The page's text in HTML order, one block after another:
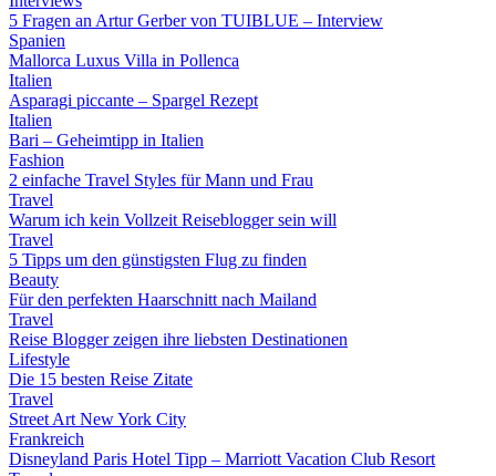
5 Fragen an Artur Gerber von TUIBLUE – Interview
Spanien
Mallorca Luxus Villa in Pollenca
Italien
Asparagi piccante – Spargel Rezept
Italien
Bari – Geheimtipp in Italien
Fashion
2 einfache Travel Styles für Mann und Frau
Travel
Warum ich kein Vollzeit Reiseblogger sein will
Travel
5 Tipps um den günstigsten Flug zu finden
Beauty
Für den perfekten Haarschnitt nach Mailand
Travel
Reise Blogger zeigen ihre liebsten Destinationen
Lifestyle
Die 15 besten Reise Zitate
Travel
Street Art New York City
Frankreich
Disneyland Paris Hotel Tipp – Marriott Vacation Club Resort